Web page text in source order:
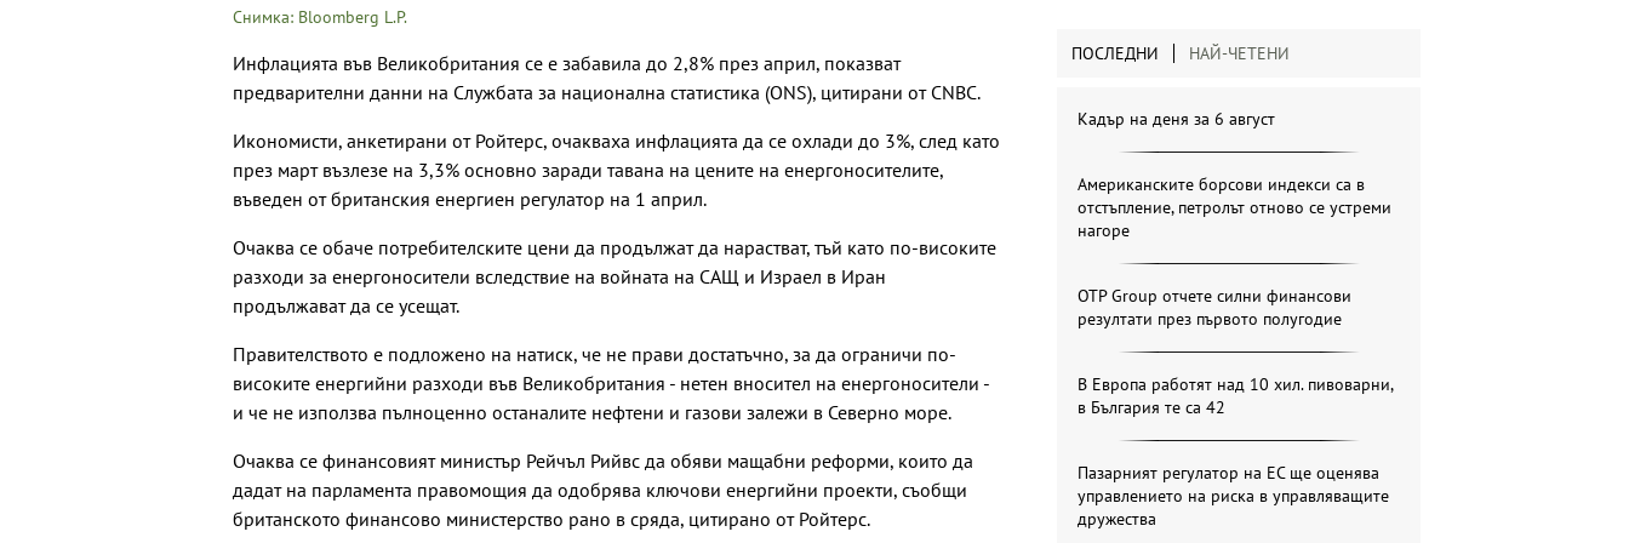
Снимка: Bloomberg L.P.
Инфлацията във Великобритания се е забавила до 2,8% през април, показват
предварителни данни на Службата за национална статистика (ONS), цитирани от CNBC.
Икономисти, анкетирани от Ройтерс, очакваха инфлацията да се охлади до 3%, след като
през март възлезе на 3,3% основно заради тавана на цените на енергоносителите,
въведен от британския енергиен регулатор на 1 април.
Очаква се обаче потребителските цени да продължат да нарастват, тъй като по-високите
разходи за енергоносители вследствие на войната на САЩ и Израел в Иран
продължават да се усещат.
Правителството е подложено на натиск, че не прави достатъчно, за да ограничи по-
високите енергийни разходи във Великобритания - нетен вносител на енергоносители -
и че не използва пълноценно останалите нефтени и газови залежи в Северно море.
Очаква се финансовият министър Рейчъл Рийвс да обяви мащабни реформи, които да
дадат на парламента правомощия да одобрява ключови енергийни проекти, съобщи
британското финансово министерство рано в сряда, цитирано от Ройтерс.
ПОСЛЕДНИ НАЙ-ЧЕТЕНИ
Кадър на деня за 6 август
Американските борсови индекси са в
отстъпление, петролът отново се устреми
нагоре
OTP Group отчете силни финансови
резултати през първото полугодие
В Европа работят над 10 хил. пивоварни,
в България те са 42
Пазарният регулатор на ЕС ще оценява
управлението на риска в управляващите
дружества